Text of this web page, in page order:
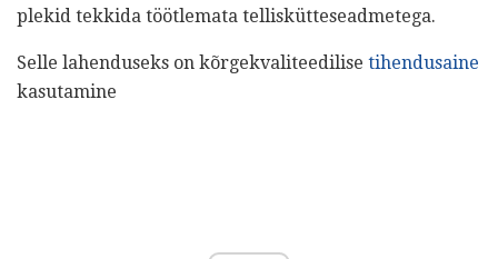
plekid tekkida töötlemata telliskütteseadmetega.
Selle lahenduseks on kõrgekvaliteedilise tihendusaine
kasutamine